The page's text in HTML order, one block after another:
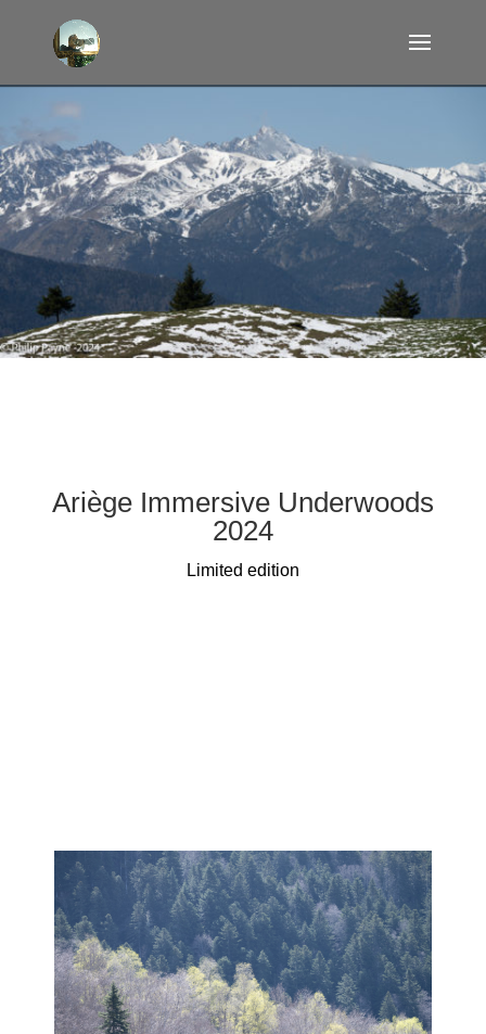
Ariège Immersive Underwoods
2024
Limited edition